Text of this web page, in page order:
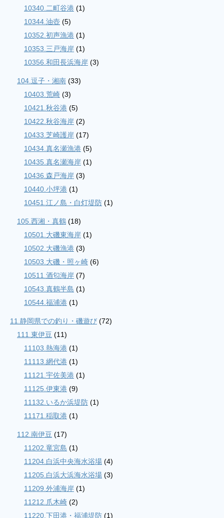
10340.二町谷港 (1)
10344.油壺 (5)
10352.初声漁港 (1)
10353.三戸海岸 (1)
10356.和田長浜海岸 (3)
104.逗子・湘南 (33)
10403.荒崎 (3)
10421.秋谷港 (5)
10422.秋谷海岸 (2)
10433.芝崎護岸 (17)
10434.真名瀬漁港 (5)
10435.真名瀬海岸 (1)
10436.森戸海岸 (3)
10440.小坪港 (1)
10451.江ノ島・白灯堤防 (1)
105.西湘・真鶴 (18)
10501.大磯東海岸 (1)
10502.大磯漁港 (3)
10503.大磯・照ヶ崎 (6)
10511.酒匂海岸 (7)
10543.真鶴半島 (1)
10544.福浦港 (1)
11.静岡県での釣り・磯遊び (72)
111.東伊豆 (11)
11103.熱海港 (1)
11113.網代港 (1)
11121.宇佐美港 (1)
11125.伊東港 (9)
11132.いるか浜堤防 (1)
11171.稲取港 (1)
112.南伊豆 (17)
11202.竜宮島 (1)
11204.白浜中央海水浴場 (4)
11205.白浜大浜海水浴場 (3)
11209.外浦海岸 (1)
11212.爪木崎 (2)
11220.下田港・福浦堤防 (1)